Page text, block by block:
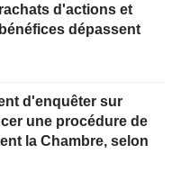
d'actions et
dépassent
d'enquêter sur
une procédure de
la Chambre, selon